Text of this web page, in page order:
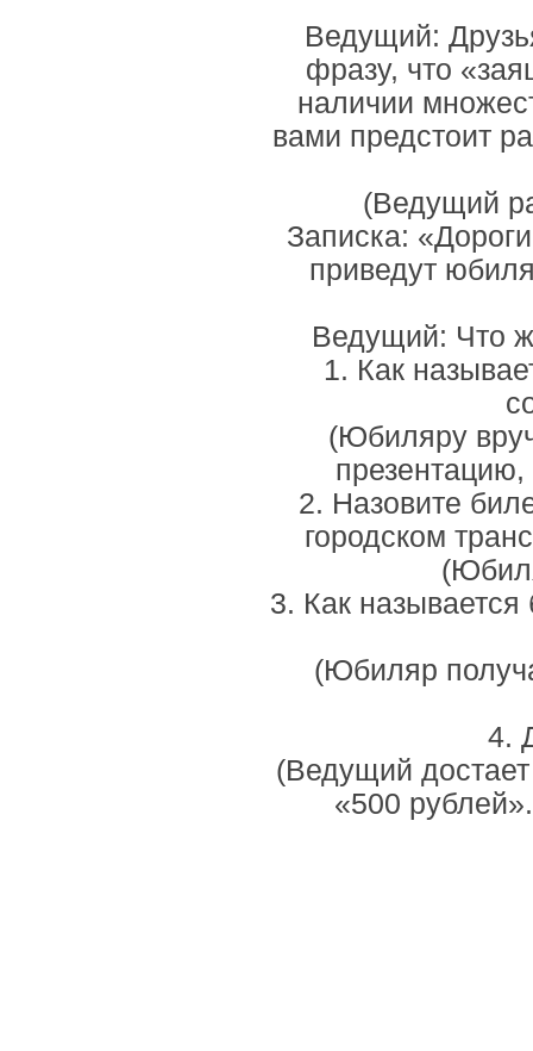
Ведущий:
фразу, что
наличии
вами предстоит
(Ведущий
Записка:
приведут
Ведущий: Что
1. Как
(Юбиляру
презентацию,
2. Назовите
городском
3. Как
(Юбиляр
4.
(Ведущий
«500